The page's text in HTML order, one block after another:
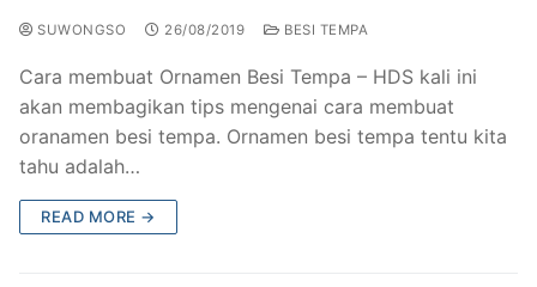
SUWONGSO 26/08/2019 BESI TEMPA
Cara membuat Ornamen Besi Tempa – HDS kali ini
akan membagikan tips mengenai cara membuat
oranamen besi tempa. Ornamen besi tempa tentu kita
tahu adalah…
READ MORE →